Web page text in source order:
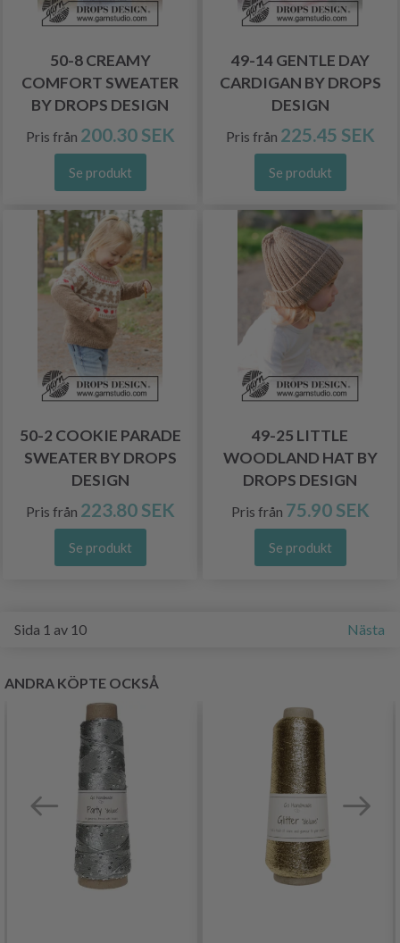
50-8 CREAMY
COMFORT SWEATER
BY DROPS DESIGN
Pris från 200.30 SEK
Se produkt
49-14 GENTLE DAY
CARDIGAN BY DROPS
DESIGN
Pris från 225.45 SEK
Se produkt
50-2 COOKIE PARADE
SWEATER BY DROPS
DESIGN
Pris från 223.80 SEK
Se produkt
49-25 LITTLE
WOODLAND HAT BY
DROPS DESIGN
Pris från 75.90 SEK
Se produkt
Sida 1 av 10 Nästa
ANDRA KÖPTE OCKSÅ